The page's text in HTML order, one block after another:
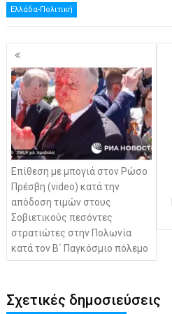
Ελλάδα-Πολιτική
Πλοήγηση
άρθρων
Επίθεση με μπογιά στον Ρώσο
Πρέσβη (video) κατά την
απόδοση τιμών στους
Σοβιετικούς πεσόντες
στρατιώτες στην Πολωνία
κατά τον Β΄ Παγκόσμιο πόλεμο
Σχετικές δημοσιεύσεις